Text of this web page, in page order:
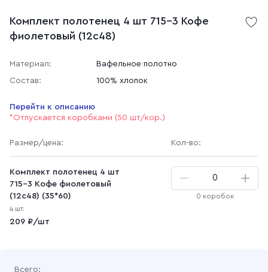
Комплект полотенец 4 шт 715-3 Кофе
фиолетовый (12с48)
Материал:
Вафельное полотно
Состав:
100% хлопок
Перейти к описанию
*Отпускается коробками (50 шт/кор.)
Размер/цена: Кол-во:
Комплект полотенец 4 шт
715-3 Кофе фиолетовый
(12с48) (35*60)
4 шт.
209 ₽/шт
0 коробок
Всего: